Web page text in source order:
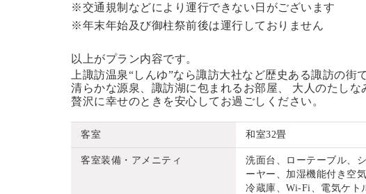
※交通規制などにより運行できない日がございます
※年末年始及び御柱祭前後は運行しておりません
以上がプラン内容です。
上諏訪温泉“しんゆ”なら諏訪大社など歴史ある諏訪の街
清らかな源泉、諏訪湖に包まれるお部屋、 大人のたし
贅沢に幸せのときを安心してお過ごしください。
客室 和室32畳
客室装備・アメニティ
洗面台、ローテーブル、
ーヤー、加湿機能付き空
冷蔵庫、Wi-Fi、電気ケト